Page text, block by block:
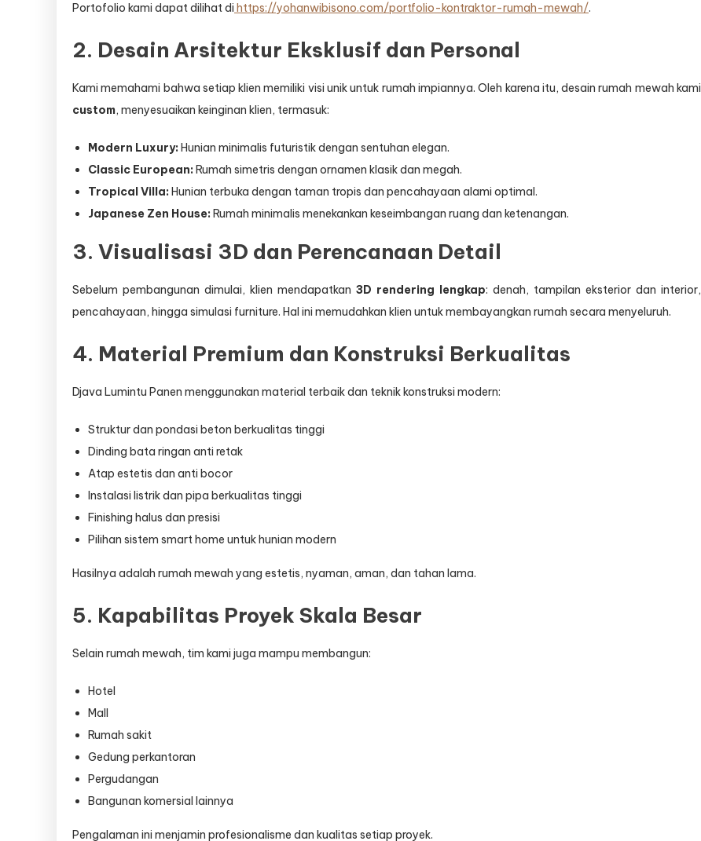
Portofolio kami dapat dilihat di https://yohanwibisono.com/portfolio-kontraktor-rumah-mewah/.
2. Desain Arsitektur Eksklusif dan Personal
Kami memahami bahwa setiap klien memiliki visi unik untuk rumah impiannya. Oleh karena itu, desain rumah mewah kami
custom, menyesuaikan keinginan klien, termasuk:
Modern Luxury: Hunian minimalis futuristik dengan sentuhan elegan.
Classic European: Rumah simetris dengan ornamen klasik dan megah.
Tropical Villa: Hunian terbuka dengan taman tropis dan pencahayaan alami optimal.
Japanese Zen House: Rumah minimalis menekankan keseimbangan ruang dan ketenangan.
3. Visualisasi 3D dan Perencanaan Detail
Sebelum pembangunan dimulai, klien mendapatkan 3D rendering lengkap: denah, tampilan eksterior dan interior,
pencahayaan, hingga simulasi furniture. Hal ini memudahkan klien untuk membayangkan rumah secara menyeluruh.
4. Material Premium dan Konstruksi Berkualitas
Djava Lumintu Panen menggunakan material terbaik dan teknik konstruksi modern:
Struktur dan pondasi beton berkualitas tinggi
Dinding bata ringan anti retak
Atap estetis dan anti bocor
Instalasi listrik dan pipa berkualitas tinggi
Finishing halus dan presisi
Pilihan sistem smart home untuk hunian modern
Hasilnya adalah rumah mewah yang estetis, nyaman, aman, dan tahan lama.
5. Kapabilitas Proyek Skala Besar
Selain rumah mewah, tim kami juga mampu membangun:
Hotel
Mall
Rumah sakit
Gedung perkantoran
Pergudangan
Bangunan komersial lainnya
Pengalaman ini menjamin profesionalisme dan kualitas setiap proyek.